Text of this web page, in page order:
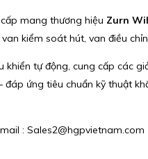
mang thương hiệu Zurn
kiểm soát hút, van điều
tự động, cung cấp các
ứng tiêu chuẩn kỹ thuật
: Sales2@hgpvietnam.com